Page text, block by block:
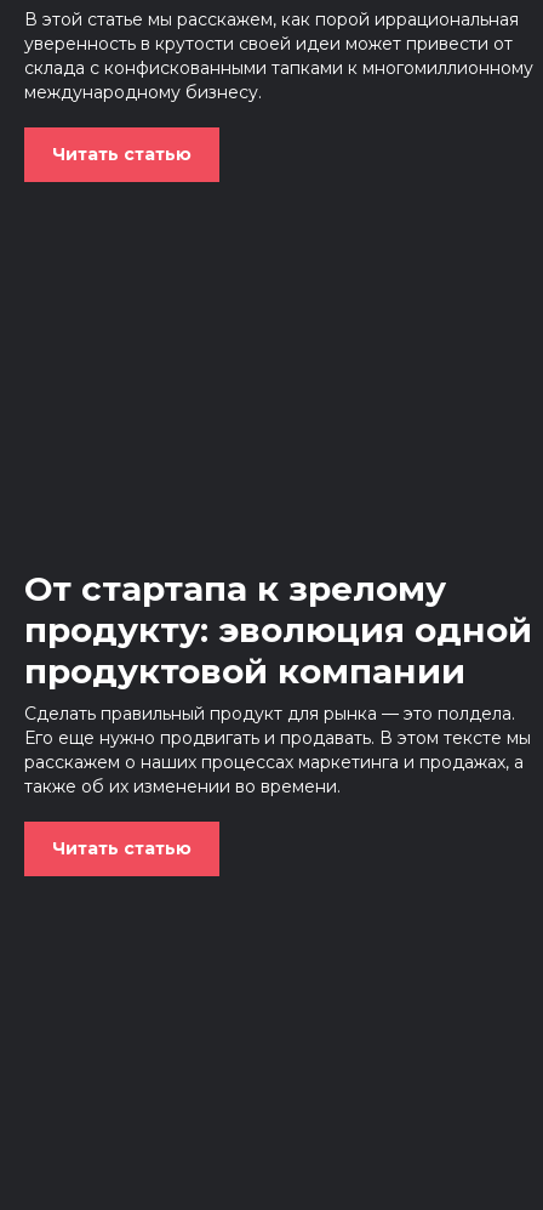
В этой статье мы расскажем, как порой иррациональная
уверенность в крутости своей идеи может привести от
склада с конфискованными тапками к многомиллионному
международному бизнесу.
Читать статью
От стартапа к зрелому
продукту: эволюция одной
продуктовой компании
Сделать правильный продукт для рынка — это полдела.
Его еще нужно продвигать и продавать. В этом тексте мы
расскажем о наших процессах маркетинга и продажах, а
также об их изменении во времени.
Читать статью